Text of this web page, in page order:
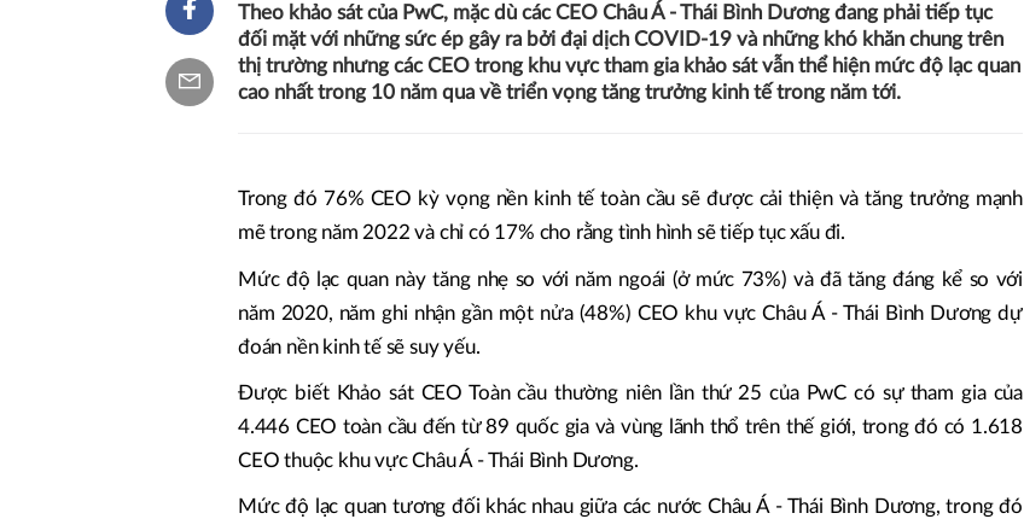
Theo khảo sát của PwC, mặc dù các CEO Châu Á - Thái Bình Dương đang phải tiếp tục
đối mặt với những sức ép gây ra bởi đại dịch COVID-19 và những khó khăn chung trên
thị trường nhưng các CEO trong khu vực tham gia khảo sát vẫn thể hiện mức độ lạc quan
cao nhất trong 10 năm qua về triển vọng tăng trưởng kinh tế trong năm tới.
Trong đó 76% CEO kỳ vọng nền kinh tế toàn cầu sẽ được cải thiện và tăng trưởng mạnh
mẽ trong năm 2022 và chỉ có 17% cho rằng tình hình sẽ tiếp tục xấu đi.
Mức độ lạc quan này tăng nhẹ so với năm ngoái (ở mức 73%) và đã tăng đáng kể so với
năm 2020, năm ghi nhận gần một nửa (48%) CEO khu vực Châu Á - Thái Bình Dương dự
đoán nền kinh tế sẽ suy yếu.
Được biết Khảo sát CEO Toàn cầu thường niên lần thứ 25 của PwC có sự tham gia của
4.446 CEO toàn cầu đến từ 89 quốc gia và vùng lãnh thổ trên thế giới, trong đó có 1.618
CEO thuộc khu vực Châu Á - Thái Bình Dương.
Mức độ lạc quan tương đối khác nhau giữa các nước Châu Á - Thái Bình Dương, trong đó